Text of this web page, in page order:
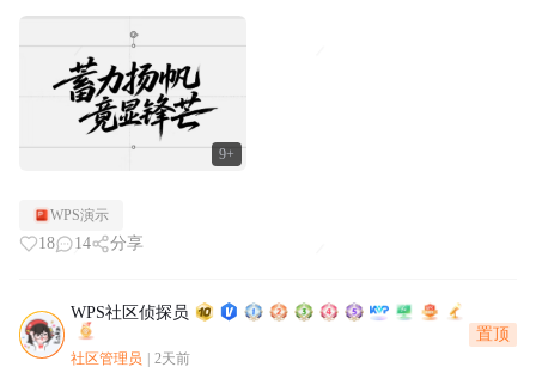
9+
VG，想微调某个笔...
WPS演示
18 14 分享
WPS社区侦探员
社区管理员 2天前
置顶